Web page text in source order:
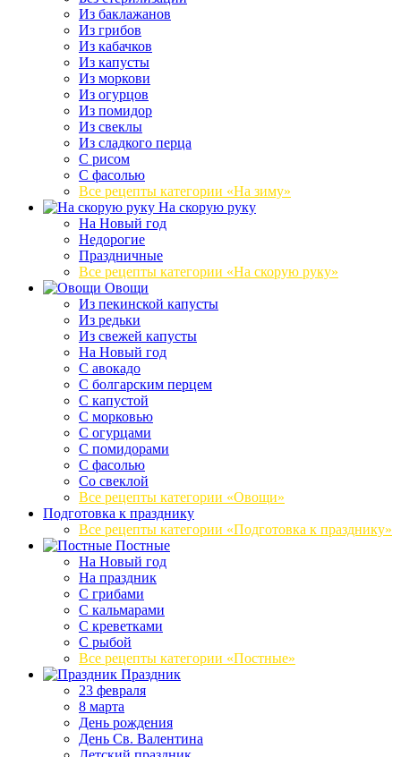
Из баклажанов
Из грибов
Из кабачков
Из капусты
Из моркови
Из огурцов
Из помидор
Из свеклы
Из сладкого перца
С рисом
С фасолью
Все рецепты категории «На зиму»
На скорую руку
На Новый год
Недорогие
Праздничные
Все рецепты категории «На скорую руку»
Овощи
Из пекинской капусты
Из редьки
Из свежей капусты
На Новый год
С авокадо
С болгарским перцем
С капустой
С морковью
С огурцами
С помидорами
С фасолью
Со свеклой
Все рецепты категории «Овощи»
Подготовка к празднику
Все рецепты категории «Подготовка к празднику»
Постные
На Новый год
На праздник
С грибами
С кальмарами
С креветками
С рыбой
Все рецепты категории «Постные»
Праздник
23 февраля
8 марта
День рождения
День Св. Валентина